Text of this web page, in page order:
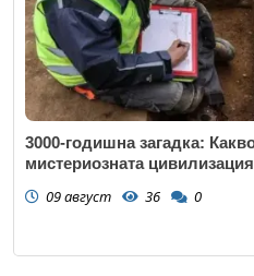
3000-годишна загадка:
мистериозната
09 август 36 0